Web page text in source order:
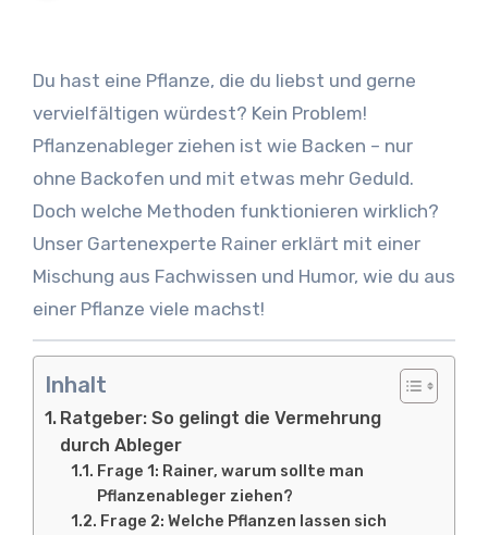
Du hast eine Pflanze, die du liebst und gerne
vervielfältigen würdest? Kein Problem!
Pflanzenableger ziehen ist wie Backen – nur
ohne Backofen und mit etwas mehr Geduld.
Doch welche Methoden funktionieren wirklich?
Unser Gartenexperte Rainer erklärt mit einer
Mischung aus Fachwissen und Humor, wie du aus
einer Pflanze viele machst!
Inhalt
Ratgeber: So gelingt die Vermehrung
durch Ableger
Frage 1: Rainer, warum sollte man
Pflanzenableger ziehen?
Frage 2: Welche Pflanzen lassen sich